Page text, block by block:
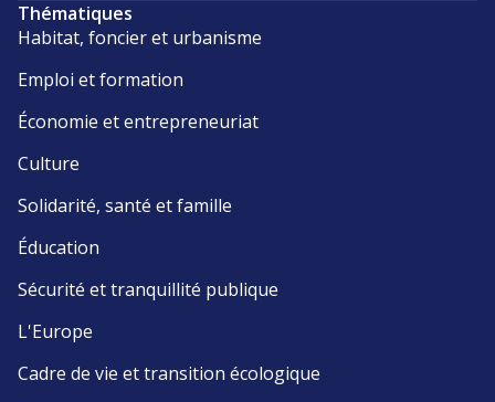
Thématiques
Habitat, foncier et urbanisme
Emploi et formation
Économie et entrepreneuriat
Culture
Solidarité, santé et famille
Éducation
Sécurité et tranquillité publique
L'Europe
Cadre de vie et transition écologique